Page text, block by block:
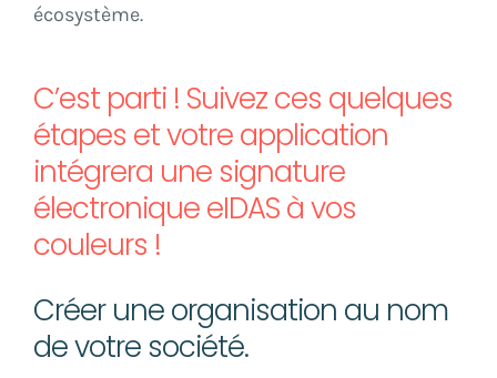
écosystème.
C’est parti ! Suivez ces quelques
étapes et votre application
intégrera une signature
électronique eIDAS à vos
couleurs !
Créer une organisation au nom
de votre société.